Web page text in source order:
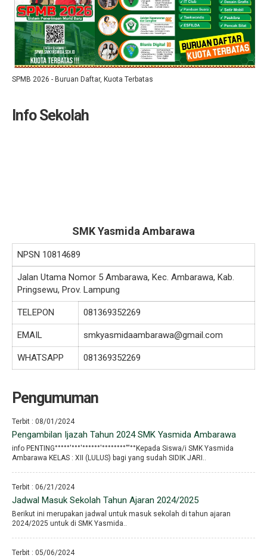
SPMB 2026 - Buruan Daftar, Kuota Terbatas
Info Sekolah
SMK Yasmida Ambarawa
NPSN 10814689
Jalan Utama Nomor 5 Ambarawa, Kec. Ambarawa, Kab.
Pringsewu, Prov. Lampung
TELEPON 081369352269
EMAIL smkyasmidaambarawa@gmail.com
WHATSAPP 081369352269
Pengumuman
Terbit : 08/01/2024
Pengambilan Ijazah Tahun 2024 SMK Yasmida Ambarawa
info PENTING°°°°°′°°°′°°°°°°′°°°°°°°°′′′°°Kepada Siswa/i SMK Yasmida
Ambarawa KELAS : XII (LULUS) bagi yang sudah SIDIK JARI..
Terbit : 06/21/2024
Jadwal Masuk Sekolah Tahun Ajaran 2024/2025
Berikut ini merupakan jadwal untuk masuk sekolah di tahun ajaran
2024/2025 untuk di SMK Yasmida..
Terbit : 05/06/2024